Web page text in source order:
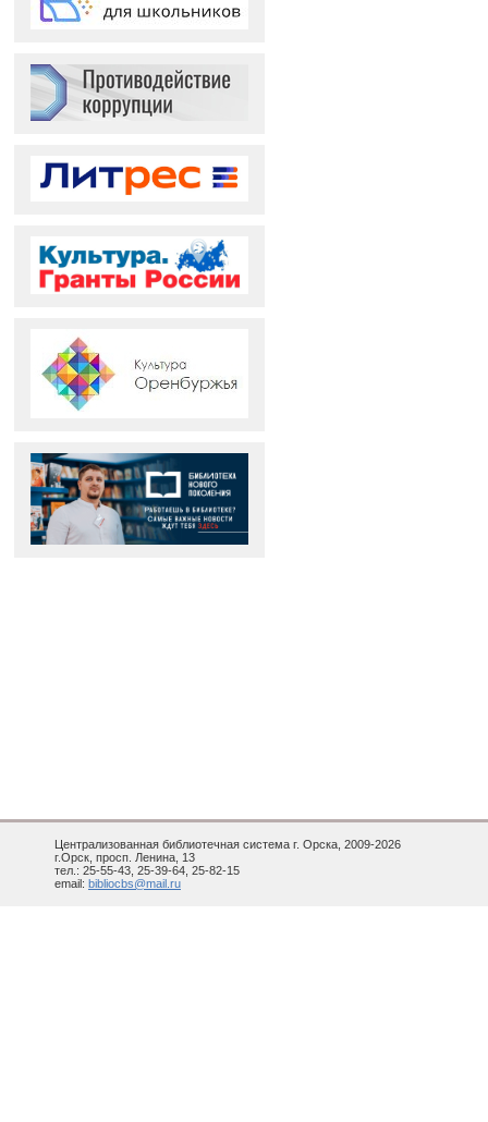
Централизованная библиотечная система г. Орска, 2009-2026
г.Орск, просп. Ленина, 13
тел.: 25-55-43, 25-39-64, 25-82-15
email: bibliocbs@mail.ru